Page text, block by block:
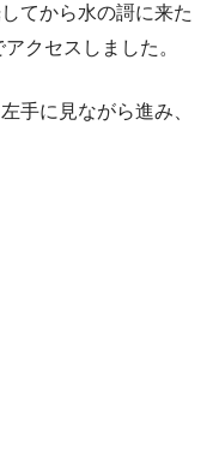
てから水の謌に来た
クセスしました。
手に見ながら進み、